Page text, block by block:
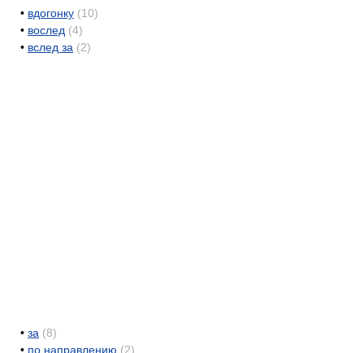
• вдогонку (10)
• вослед (4)
• вслед за (2)
• за (8)
• по направлению (2)